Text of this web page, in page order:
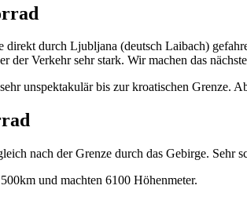
direkt durch Ljubljana (deutsch Laibach)
der Verkehr sehr stark. Wir machen das
unspektakulär bis zur kroatischen Grenze.
nach der Grenze durch das Gebirge. Sehr
und machten 6100 Höhenmeter.